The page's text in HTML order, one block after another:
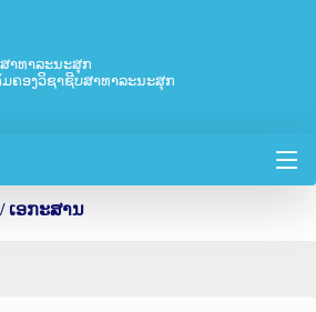
າທາລະນະສຸກ
ຄອງວິຊາຊີບສາທາລະນະສຸກ
ເອກະສານ